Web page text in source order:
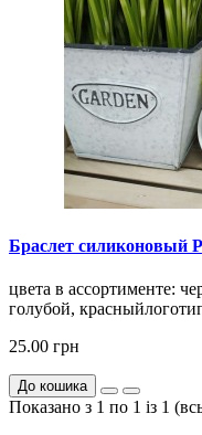
Браслет силиконовый
цвета в ассортименте:
голубой,
25.00 грн
До кошика
Показано з 1 по 1 із 1